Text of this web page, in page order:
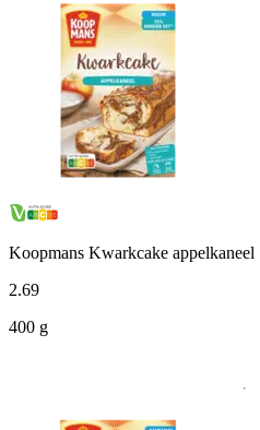
Koopmans Kwarkcake appelkaneel
2.69
400 g